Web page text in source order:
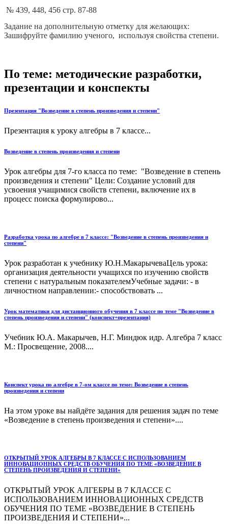
№ 439, 448, 456 стр. 87-88
Задание на дополнительную отметку для желающих:
Зашифруйте фамилию ученого, используя свойства степени.
По теме: методические разработки,
презентации и конспекты
Презентация "Возведение в степень произведения и степени"
Презентация к уроку алгебры в 7 классе...
Возведение в степень произведения и степени
Урок алгебры для 7-го класса по теме: "Возведение в степень
произведения и степени" Цели: Создание условий для
усвоения учащимися свойств степени, включение их в
процесс поиска формулирово...
Разработка урока по алгебре в 7 классе: "Возведение в степень произведения и
степени"
Урок разработан к учебнику Ю.Н.МакарычеваЦель урока:
организация деятельности учащихся по изучению свойств
степени с натуральным показателемУчебные задачи: - в
личностном направлении:- способствовать ...
Урок математики для дистанционного обучения в 7 классе по теме "Возведение в
степень произведения и степени" (конспект+презентация)
Учебник Ю.А. Макарычев, Н.Г. Миндюк идр. Алгебра 7 класс
М.: Просвещение, 2008....
Конспект урока по алгебре в 7-ом классе по теме: Возведение в степень
произведения и степени
На этом уроке вы найдёте задания для решения задач по теме
«Возведение в степень произведения и степени»....
ОТКРЫТЫЙ УРОК АЛГЕБРЫ В 7 КЛАССЕ С ИСПОЛЬЗОВАНИЕМ
ИННОВАЦИОННЫХ СРЕДСТВ ОБУЧЕНИЯ ПО ТЕМЕ «ВОЗВЕДЕНИЕ В
СТЕПЕНЬ ПРОИЗВЕДЕНИЯ И СТЕПЕНИ»
ОТКРЫТЫЙ УРОК АЛГЕБРЫ В 7 КЛАССЕ С
ИСПОЛЬЗОВАНИЕМ ИННОВАЦИОННЫХ СРЕДСТВ
ОБУЧЕНИЯ ПО ТЕМЕ «ВОЗВЕДЕНИЕ В СТЕПЕНЬ
ПРОИЗВЕДЕНИЯ И СТЕПЕНИ»...